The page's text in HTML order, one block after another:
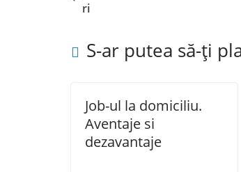
ri
S-ar putea să-ți
Job-ul la domiciliu.
Aventaje si
dezavantaje